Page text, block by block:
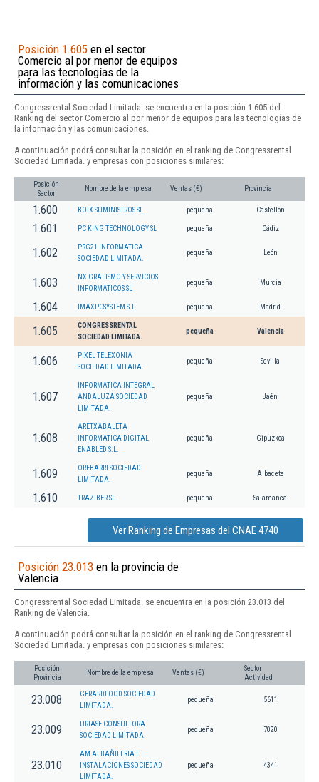
Posición 1.605 en el sector
Comercio al por menor de equipos
para las tecnologías de la
información y las comunicaciones
Congressrental Sociedad Limitada. se encuentra en la posición 1.605 del
Ranking del sector Comercio al por menor de equipos para las tecnologías de
la información y las comunicaciones.
A continuación podrá consultar la posición en el ranking de Congressrental
Sociedad Limitada. y empresas con posiciones similares:
Posición
Sector
Nombre de la empresa Ventas (€) Provincia
1.600 BOIX SUMINISTROS SL pequeña Castellon
1.601 PC KING TECHNOLOGY SL pequeña Cádiz
1.602
PRG21 INFORMATICA
SOCIEDAD LIMITADA.
pequeña León
1.603
NX GRAFISMO Y SERVICIOS
INFORMATICOS SL
pequeña Murcia
1.604 IMAXPCSYSTEM S.L. pequeña Madrid
1.605
CONGRESSRENTAL
SOCIEDAD LIMITADA.
pequeña Valencia
1.606
PIXEL TELEXONIA
SOCIEDAD LIMITADA.
pequeña Sevilla
1.607
INFORMATICA INTEGRAL
ANDALUZA SOCIEDAD
LIMITADA.
pequeña Jaén
1.608
ARETXABALETA
INFORMATICA DIGITAL
ENABLED S.L.
pequeña Gipuzkoa
1.609
OREBARRI SOCIEDAD
LIMITADA.
pequeña Albacete
1.610 TRAZIBER SL pequeña Salamanca
Ver Ranking de Empresas del CNAE 4740
Posición 23.013 en la provincia de
Valencia
Congressrental Sociedad Limitada. se encuentra en la posición 23.013 del
Ranking de Valencia.
A continuación podrá consultar la posición en el ranking de Congressrental
Sociedad Limitada. y empresas con posiciones similares:
Posición
Provincia
Nombre de la empresa Ventas (€)
Sector
Actividad
23.008
GERARDFOOD SOCIEDAD
LIMITADA.
pequeña 5611
23.009
URIASE CONSULTORA
SOCIEDAD LIMITADA.
pequeña 7020
23.010
AM ALBAÑILERIA E
INSTALACIONES SOCIEDAD
LIMITADA.
pequeña 4341